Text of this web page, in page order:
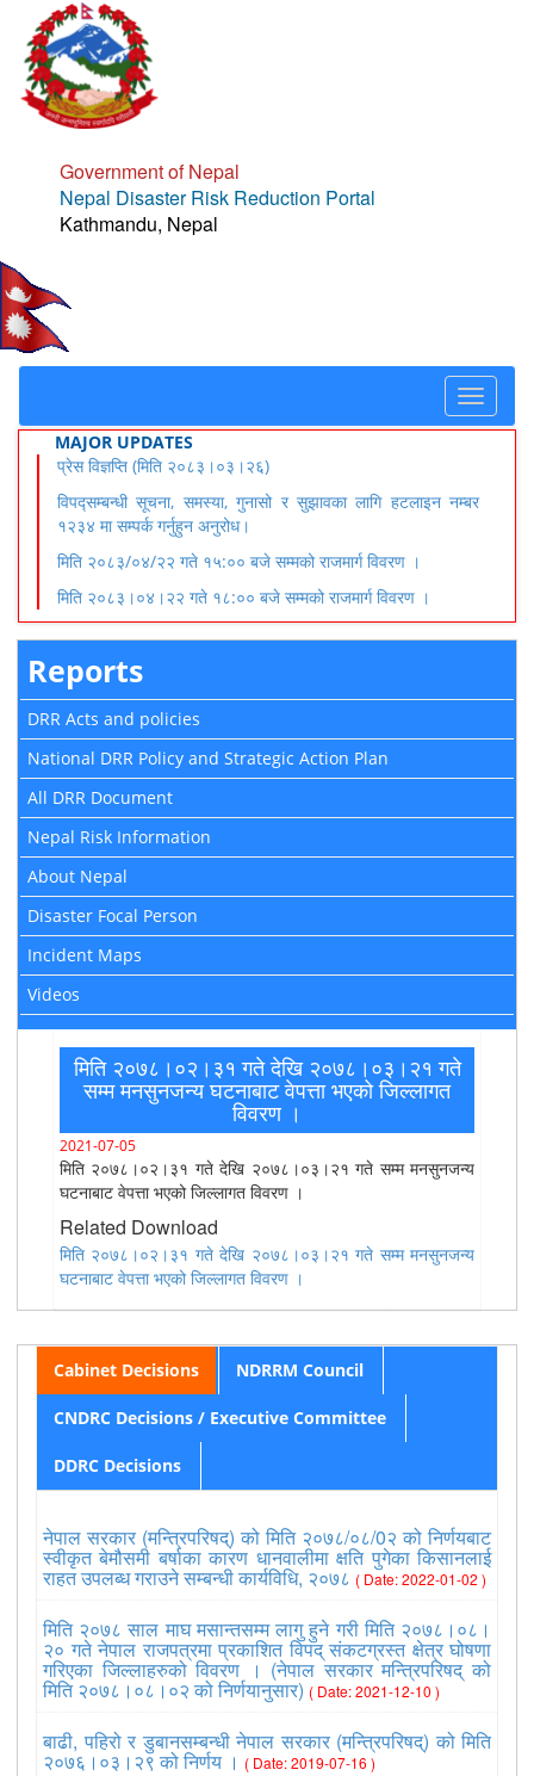
Government of Nepal
Nepal Disaster Risk Reduction Portal
Kathmandu, Nepal
Toggle
MAJOR UPDATES
प्रेस विज्ञप्ति (मिति २०८३।०३।२६)
विपद्सम्बन्धी सूचना, समस्या, गुनासो र सुझावका लागि हटलाइन नम्बर
१२३४ मा सम्पर्क गर्नुहुन अनुरोध।
मिति २०८३/०४/२२ गते १५:०० बजे सम्मको राजमार्ग विवरण ।
मिति २०८३।०४।२२ गते १८:०० बजे सम्मको राजमार्ग विवरण ।
Reports
DRR Acts and policies
National DRR Policy and Strategic Action Plan
All DRR Document
Nepal Risk Information
About Nepal
Disaster Focal Person
Incident Maps
Videos
मिति २०७८।०२।३१ गते देखि २०७८।०३।२१ गते
सम्म मनसुनजन्य घटनाबाट वेपत्ता भएको जिल्लागत
विवरण ।
2021-07-05
मिति २०७८।०२।३१ गते देखि २०७८।०३।२१ गते सम्म मनसुनजन्य
घटनाबाट वेपत्ता भएको जिल्लागत विवरण ।
Related Download
मिति २०७८।०२।३१ गते देखि २०७८।०३।२१ गते सम्म मनसुनजन्य
घटनाबाट वेपत्ता भएको जिल्लागत विवरण ।
Cabinet Decisions NDRRM Council
CNDRC Decisions / Executive Committee
DDRC Decisions
नेपाल सरकार (मन्त्रिपरिषद्) को मिति २०७८/०८/0२ को निर्णयबाट
स्वीकृत बेमौसमी बर्षाका कारण धानवालीमा क्षति पुगेका किसानलाई
राहत उपलब्ध गराउने सम्बन्धी कार्यविधि, २०७८ ( Date: 2022-01-02 )
मिति २०७८ साल माघ मसान्तसम्म लागु हुने गरी मिति २०७८।०८।
२० गते नेपाल राजपत्रमा प्रकाशित विपद् संकटग्रस्त क्षेत्र घोषणा
गरिएका जिल्लाहरुको विवरण । (नेपाल सरकार मन्त्रिपरिषद् को
मिति २०७८।०८।०२ को निर्णयानुसार) ( Date: 2021-12-10 )
बाढी, पहिरो र डुबानसम्बन्धी नेपाल सरकार (मन्त्रिपरिषद्) को मिति
२०७६।०३।२९ को निर्णय । ( Date: 2019-07-16 )